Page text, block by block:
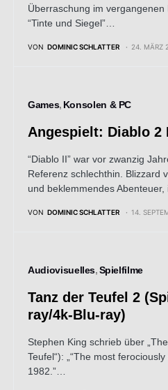
Überraschung im
“Tinte und Siegel”…
VON DOMINIC SCHLATTER 24. MÄRZ
Games Konsolen & PC
Angespielt: Diablo 2
“Diablo II” war vor zwanzig
Referenz schlechthin. Blizzard
und beklemmendes Abenteuer,
VON DOMINIC SCHLATTER 14.
Audiovisuelles Spielfilme
Tanz der Teufel 2
ray/4k-Blu-ray)
Stephen King schrieb über
Teufel“): „“The most
1982.”…